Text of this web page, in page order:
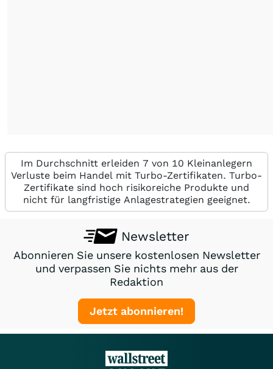
Im Durchschnitt erleiden 7 von 10 Kleinanlegern
Verluste beim Handel mit Turbo-Zertifikaten. Turbo-
Zertifikate sind hoch risikoreiche Produkte und
nicht für langfristige Anlagestrategien geeignet.
Newsletter
Abonnieren Sie unsere kostenlosen Newsletter
und verpassen Sie nichts mehr aus der
Redaktion
Jetzt abonnieren!